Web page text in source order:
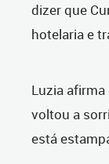
dizer que
hotelaria e
Luzia
voltou a
está